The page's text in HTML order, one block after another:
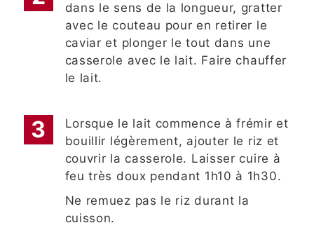
dans le sens de la longueur, gratter
avec le couteau pour en retirer le
caviar et plonger le tout dans une
casserole avec le lait. Faire chauffer
le lait.
Lorsque le lait commence à frémir et
bouillir légèrement, ajouter le riz et
couvrir la casserole. Laisser cuire à
feu très doux pendant 1h10 à 1h30.
Ne remuez pas le riz durant la
cuisson.